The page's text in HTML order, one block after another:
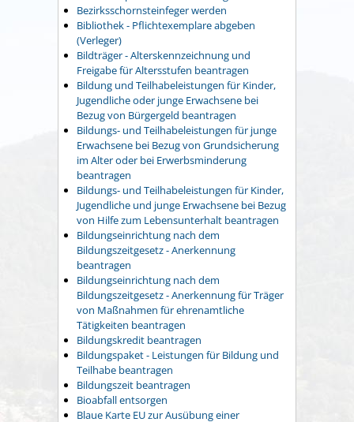
Bezirksschornsteinfeger werden
Bibliothek - Pflichtexemplare abgeben
(Verleger)
Bildträger - Alterskennzeichnung und
Freigabe für Altersstufen beantragen
Bildung und Teilhabeleistungen für Kinder,
Jugendliche oder junge Erwachsene bei
Bezug von Bürgergeld beantragen
Bildungs- und Teilhabeleistungen für junge
Erwachsene bei Bezug von Grundsicherung
im Alter oder bei Erwerbsminderung
beantragen
Bildungs- und Teilhabeleistungen für Kinder,
Jugendliche und junge Erwachsene bei Bezug
von Hilfe zum Lebensunterhalt beantragen
Bildungseinrichtung nach dem
Bildungszeitgesetz - Anerkennung
beantragen
Bildungseinrichtung nach dem
Bildungszeitgesetz - Anerkennung für Träger
von Maßnahmen für ehrenamtliche
Tätigkeiten beantragen
Bildungskredit beantragen
Bildungspaket - Leistungen für Bildung und
Teilhabe beantragen
Bildungszeit beantragen
Bioabfall entsorgen
Blaue Karte EU zur Ausübung einer